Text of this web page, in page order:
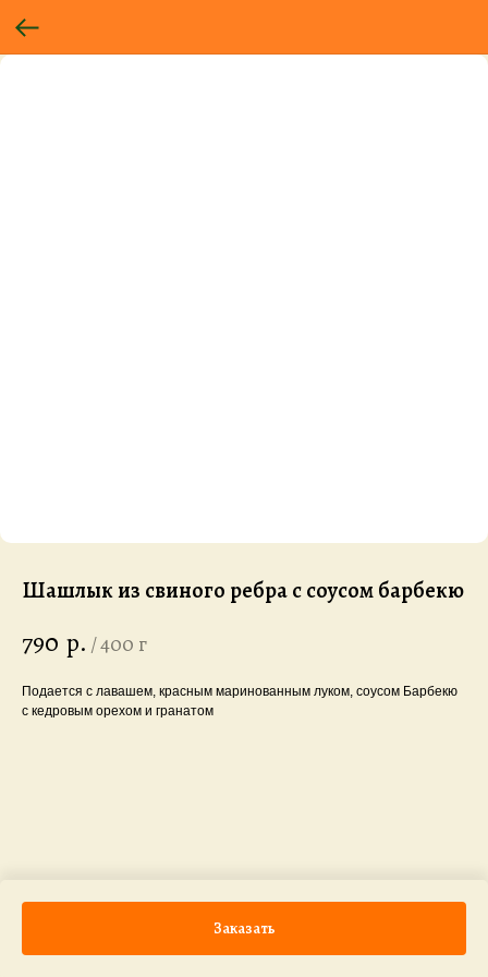
Шашлык из свиного ребра с соусом барбекю
790 р. /400 г
Заказать
Подается с лавашем, красным маринованным луком, соусом Барбекю
с кедровым орехом и гранатом